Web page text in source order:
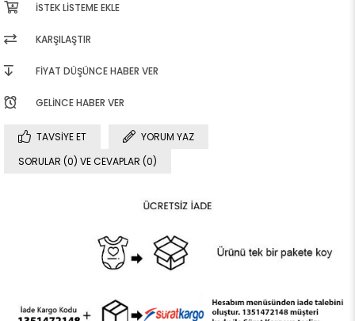
İSTEK LISTEME EKLE
KARŞILAŞTIR
FIYAT DÜŞÜNCE HABER VER
GELINCE HABER VER
TAVSIYE ET
YORUM YAZ
SORULAR (0) VE CEVAPLAR (0)